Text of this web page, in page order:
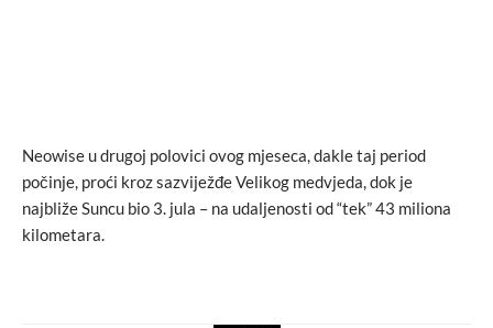
Neowise u drugoj polovici ovog mjeseca, dakle taj period
počinje, proći kroz sazviježđe Velikog medvjeda, dok je
najbliže Suncu bio 3. jula – na udaljenosti od “tek” 43 miliona
kilometara.